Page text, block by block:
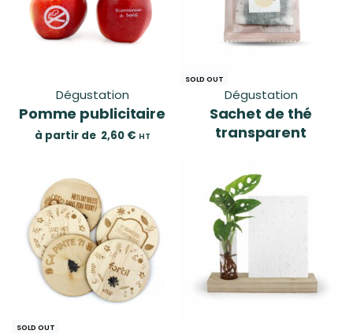
Dégustation
Pomme publicitaire
à partir de 2,60 € HT
SOLD OUT
Dégustation
Sachet de thé
transparent
SOLD OUT